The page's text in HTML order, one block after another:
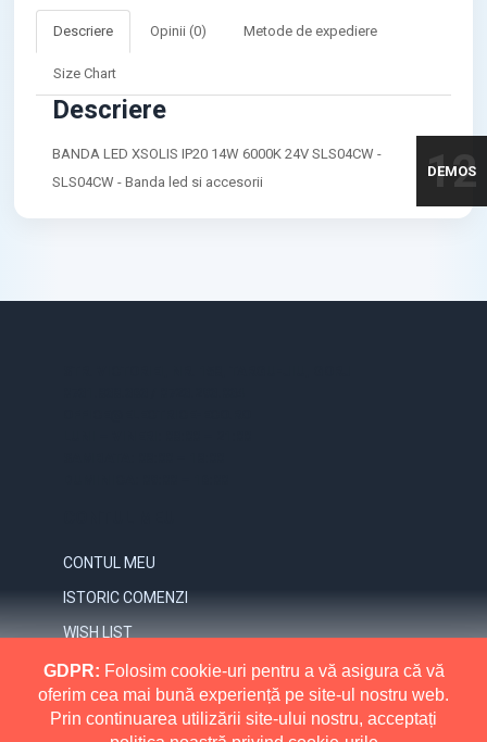
Descriere Opinii (0) Metode de expediere
Size Chart
Descriere
BANDA LED XSOLIS IP20 14W 6000K 24V SLS04CW -
SLS04CW - Banda led si accesorii
CONTUL MEU
ISTORIC COMENZI
WISH LIST
NEWSLETTER
INFORMATII
DEMOS
12
GDPR: Folosim cookie-uri pentru a vă asigura că vă
oferim cea mai bună experiență pe site-ul nostru web.
Prin continuarea utilizării site-ului nostru, acceptați